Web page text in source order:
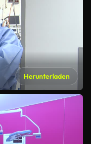
Herunterladen